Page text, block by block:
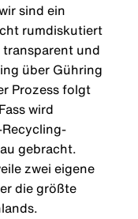
sind ein
rumdiskutiert
und
über Gühring
Prozess folgt
wird
gebracht.
zwei eigene
die größte